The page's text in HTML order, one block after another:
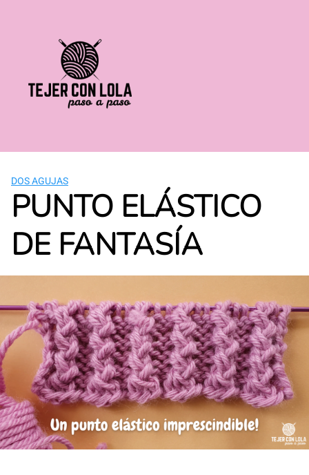
DOS AGUJAS
PUNTO ELÁSTICO
DE FANTASÍA